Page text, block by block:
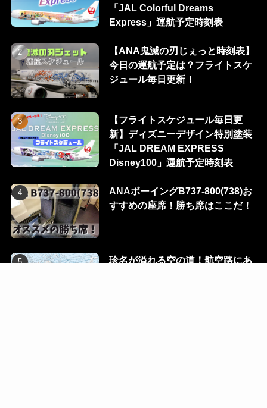
「JAL Colorful Dreams
Express」運航予定時刻表
【ANA鬼滅の刃じぇっと時刻表】
今日の運航予定は？フライトスケ
ジュール毎日更新！
【フライトスケジュール毎日更
新】ディズニーデザイン特別塗装
「JAL DREAM EXPRESS
Disney100」運航予定時刻表
ANAボーイングB737-800(738)お
すすめの座席！勝ち席はここだ！
珍名が溢れる空の道！航空路にあ